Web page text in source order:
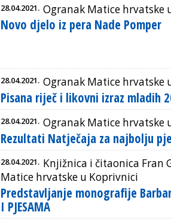
28.04.2021. Ogranak Matice hrvatske
Novo djelo iz pera Nade Pomper
28.04.2021. Ogranak Matice hrvatske
Pisana riječ i likovni izraz mladih
28.04.2021. Ogranak Matice hrvatske
Rezultati Natječaja za najbolju
28.04.2021. Knjižnica i čitaonica Fran
Matice hrvatske u Koprivnici
Predstavljanje monografije Barbare
I PJESAMA